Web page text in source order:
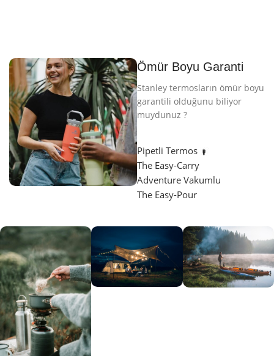
Ömür Boyu Garanti
Stanley termosların ömür boyu
garantili olduğunu biliyor
muydunuz ?
Pipetli Termos
The Easy-Carry
Adventure Vakumlu
The Easy-Pour